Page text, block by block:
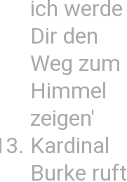
ich werde
Dir den
Weg zum
Himmel
zeigen'
Kardinal
Burke ruft